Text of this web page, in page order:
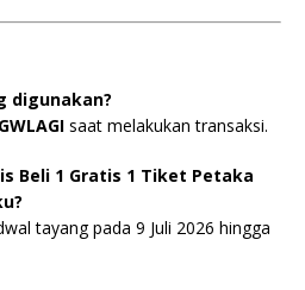
digunakan?
saat melakukan transaksi.
Beli 1 Gratis 1 Tiket Petaka
tayang pada 9 Juli 2026 hingga